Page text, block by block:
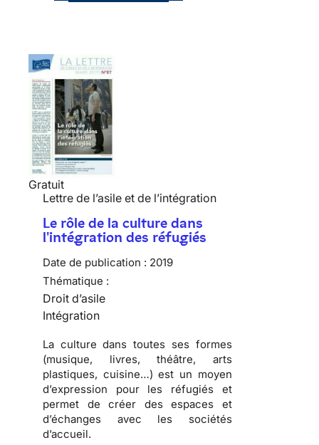
Gratuit
Lettre de l’asile et de l’intégration
Le rôle de la culture dans
l'intégration des réfugiés
Date de publication : 2019
Thématique :
Droit d’asile
Intégration
La culture dans toutes ses formes
(musique, livres, théâtre, arts
plastiques, cuisine…) est un moyen
d’expression pour les réfugiés et
permet de créer des espaces et
d’échanges avec les sociétés
d’accueil.